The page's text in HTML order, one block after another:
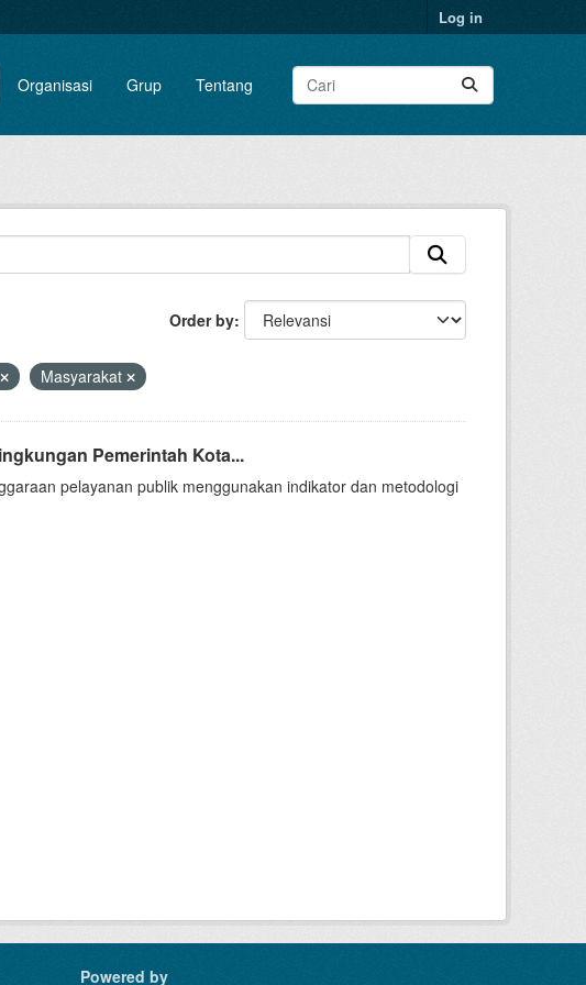
Log in
Organisasi Grup Tentang
Order by
Masyarakat
Pemerintah Kota...
pelayanan publik menggunakan indikator dan metodologi
Powered by